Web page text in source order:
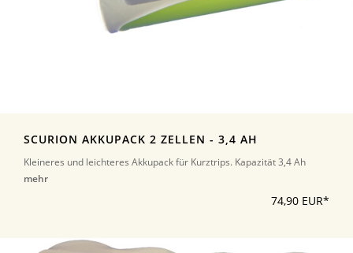
SCURION AKKUPACK 2 ZELLEN - 3,4 AH
Kleineres und leichteres Akkupack für Kurztrips. Kapazität 3,4 Ah
mehr
74,90 EUR*